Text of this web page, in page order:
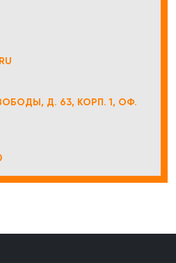
Д. 63, КОРП. 1, ОФ.